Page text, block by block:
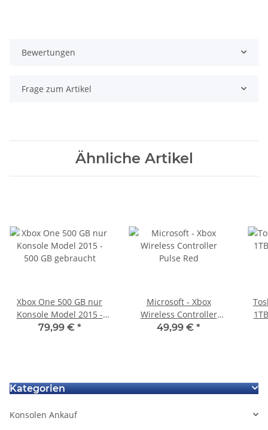
Bewertungen
Frage zum Artikel
Ähnliche Artikel
Xbox One 500 GB nur
Konsole Model 2015 -
500 GB gebraucht
79,99 € *
Microsoft - Xbox
Wireless Controller
Pulse Red
49,99 € *
Kategorien
Konsolen Ankauf